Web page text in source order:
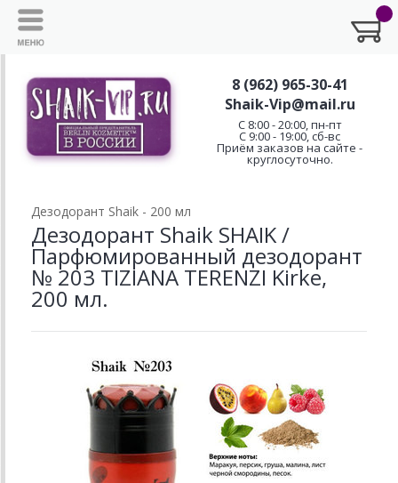
8 (962) 965-30-41
Shaik-Vip@mail.ru
C 8:00 - 20:00, пн-пт
С 9:00 - 19:00, сб-вс
Приём заказов на сайте -
круглосуточно.
Дезодорант Shaik - 200 мл
Дезодорант Shaik SHAIK /
Парфюмированный дезодорант
№ 203 TIZIANA TERENZI Kirke,
200 мл.